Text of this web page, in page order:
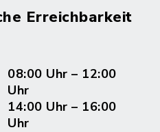
Erreichbarkeit
08:00 Uhr – 12:00
Uhr
14:00 Uhr – 16:00
Uhr